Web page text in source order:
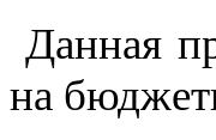
Данная
на